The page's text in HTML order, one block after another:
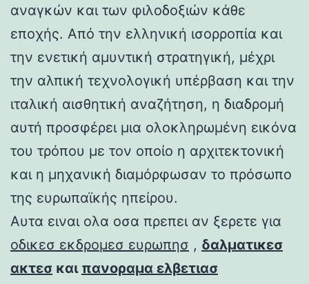
αναγκών και των φιλοδοξιών κάθε
εποχής. Από την ελληνική ισορροπία και
την ενετική αμυντική στρατηγική, μέχρι
την αλπική τεχνολογική υπέρβαση και την
ιταλική αισθητική αναζήτηση, η διαδρομή
αυτή προσφέρει μια ολοκληρωμένη εικόνα
του τρόπου με τον οποίο η αρχιτεκτονική
και η μηχανική διαμόρφωσαν το πρόσωπο
της ευρωπαϊκής ηπείρου.
Αυτα ειναι ολα οσα πρεπει αν ξερετε για
οδικεσ εκδρομεσ ευρωπησ , δαλματικεσ
ακτεσ και πανοραμα ελβετιασ